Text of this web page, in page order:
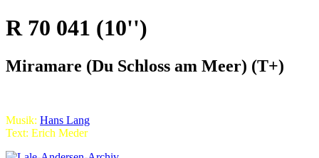
R 70 041 (10'')
Miramare (Du Schloss am Meer) (T+)
Musik: Hans Lang
Text: Erich Meder